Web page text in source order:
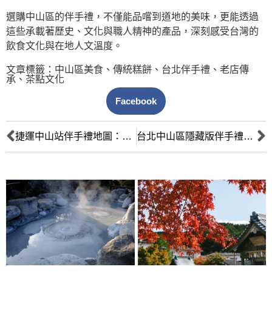
選購中山區的伴手禮，不僅能品嚐到道地的美味，更能透過
這些承載著歷史、文化與職人精神的產品，深刻感受台灣的
飲食文化與在地人文溫度。
文章標籤： 中山區美食 、 傳統糕餅 、 台北伴手禮 、 老店傳
承 、 茶點文化
Facebook
捷運中山站伴手禮地圖：品味台北都會的百年茶韻與法式甜點的浪漫 台北中山區隱藏版伴手禮地圖：在地人私藏！３大必訪特色小店